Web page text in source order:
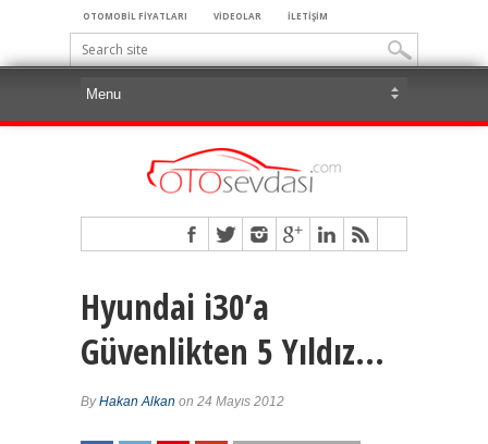
OTOMOBİL FİYATLARI VİDEOLAR İLETİŞİM
Hyundai i30’a
Güvenlikten 5 Yıldız…
ByHakan Alkan on 24 Mayıs 2012